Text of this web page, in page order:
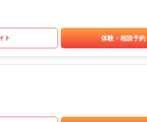
ト 体験・相談予約